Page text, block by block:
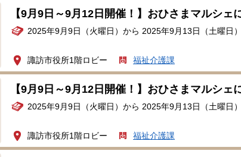
【9月9日～9月12日開催！】おひさまマルシェ
2025年9月9日（火曜日）から 2025年9月13日（土曜日
諏訪市役所1階ロビー
福祉介護課
【9月9日～9月12日開催！】おひさまマルシェ
2025年9月9日（火曜日）から 2025年9月13日（土曜日
諏訪市役所1階ロビー
福祉介護課